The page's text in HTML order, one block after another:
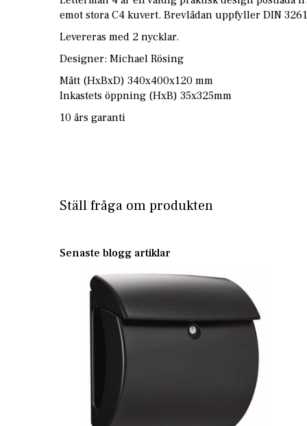
emot stora C4 kuvert. Brevlådan uppfyller DIN
Levereras med 2 nycklar.
Designer: Michael Rösing
Mått (HxBxD) 340x400x120 mm
Inkastets öppning (HxB) 35x325mm
10 års garanti
Ställ fråga om produkten
Senaste blogg artiklar